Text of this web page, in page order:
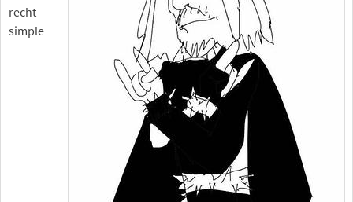
recht
simple